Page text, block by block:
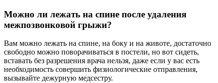
Можно ли лежать на спине после удаления
межпозвонковой грыжи?
Вам можно лежать на спине, на боку и на животе, достаточно
свободно можно поворачиваться в постели, но вот сидеть,
вставать без разрешения врача нельзя, даже если у вас есть
необходимость совершить физиологические отправления,
вызывайте дежурную медсестру.